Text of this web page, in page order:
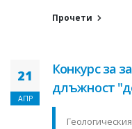
Прочети
21
АПР
Конкурс за
длъжност